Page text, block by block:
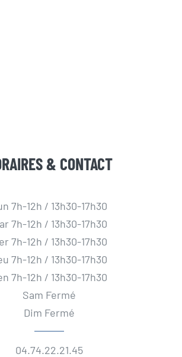
& CONTACT
7h-12h / 13h30-17h30
7h-12h / 13h30-17h30
7h-12h / 13h30-17h30
7h-12h / 13h30-17h30
7h-12h / 13h30-17h30
Sam Fermé
Dim Fermé
04.74.22.21.45